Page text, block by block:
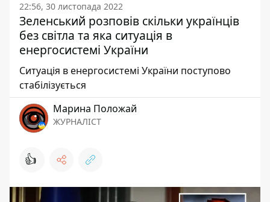
22:56, 30 листопада 2022
Зеленський розповів скільки українців
без світла та яка ситуація в
енергосистемі України
Ситуація в енергосистемі України поступово
стабілізується
Марина Положай
ЖУРНАЛІСТ
👍